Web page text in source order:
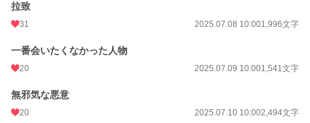
拉致
31 2025.07.08 10:001,996文字
一番会いたくなかった人物
20 2025.07.09 10:001,541文字
無邪気な悪意
20 2025.07.10 10:002,494文字